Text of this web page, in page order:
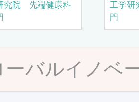
究院 先端健康科
工学研
門
ーバルイノベ